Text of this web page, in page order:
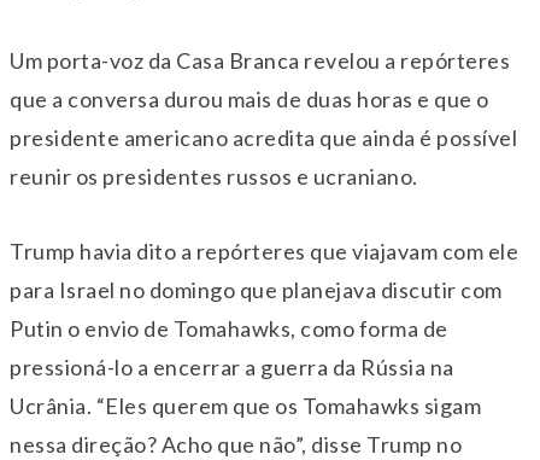
Um porta-voz da Casa Branca revelou a repórteres
que a conversa durou mais de duas horas e que o
presidente americano acredita que ainda é possível
reunir os presidentes russos e ucraniano.
Trump havia dito a repórteres que viajavam com ele
para Israel no domingo que planejava discutir com
Putin o envio de Tomahawks, como forma de
pressioná-lo a encerrar a guerra da Rússia na
Ucrânia. “Eles querem que os Tomahawks sigam
nessa direção? Acho que não”, disse Trump no